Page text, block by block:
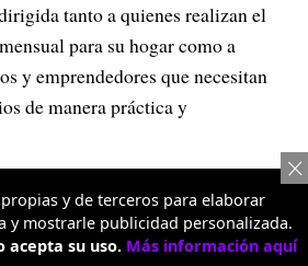
tanto a quienes realizan el
para su hogar como a
y emprendedores que necesitan
de manera práctica y
con sedes en Bosa, Fontibón,
además de Facatativá, Girón,
y de terceros para elaborar
y mostrarle publicidad personalizada.
acepta su uso. Más información aquí